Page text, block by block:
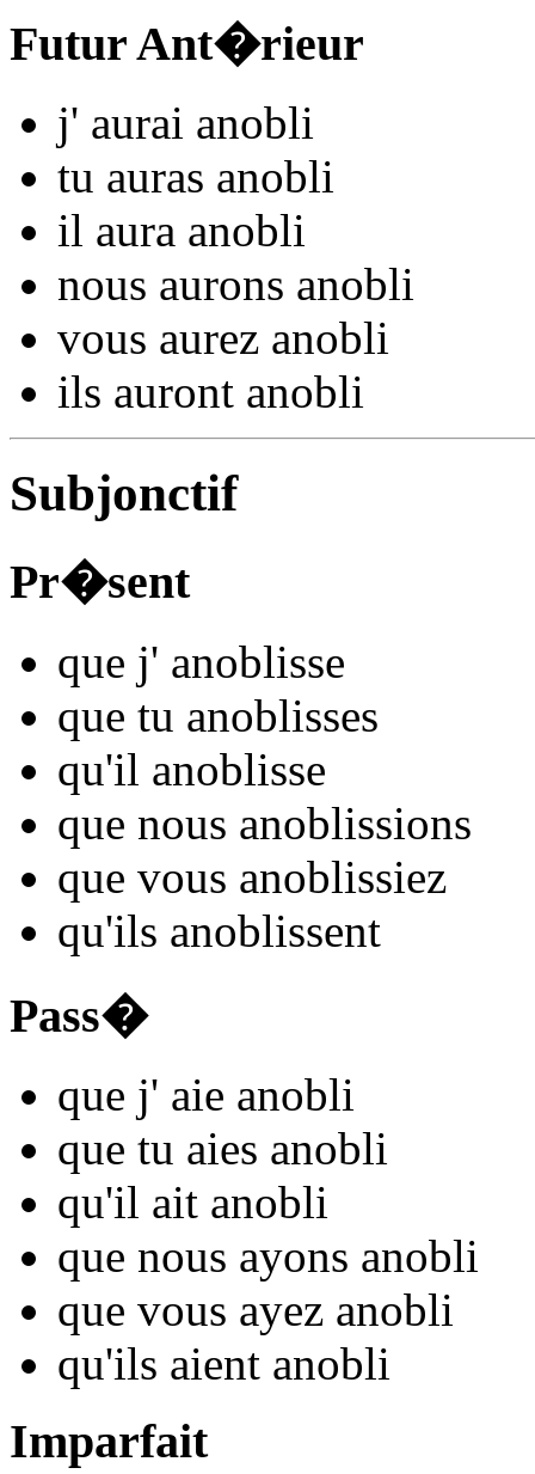
Futur Ant�rieur
j' aurai anobli
tu auras anobli
il aura anobli
nous aurons anobli
vous aurez anobli
ils auront anobli
Subjonctif
Pr�sent
que j' anoblisse
que tu anoblisses
qu'il anoblisse
que nous anoblissions
que vous anoblissiez
qu'ils anoblissent
Pass�
que j' aie anobli
que tu aies anobli
qu'il ait anobli
que nous ayons anobli
que vous ayez anobli
qu'ils aient anobli
Imparfait